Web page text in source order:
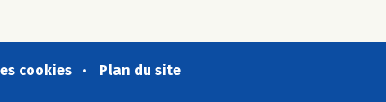
cookies Plan du site